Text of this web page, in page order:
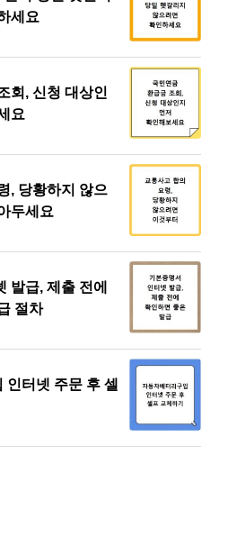
세요
회, 신청 대상인
요
, 당황하지 않으
두세요
발급, 제출 전에
절차
인터넷 주문 후 셀